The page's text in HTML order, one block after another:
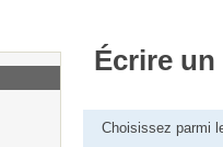
Écrire un
Choisissez parmi